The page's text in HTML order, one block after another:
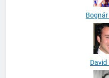
Bognár
David